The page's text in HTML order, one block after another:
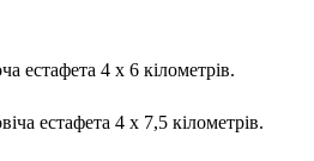
естафета 4 х 6 кілометрів.
естафета 4 х 7,5 кілометрів.